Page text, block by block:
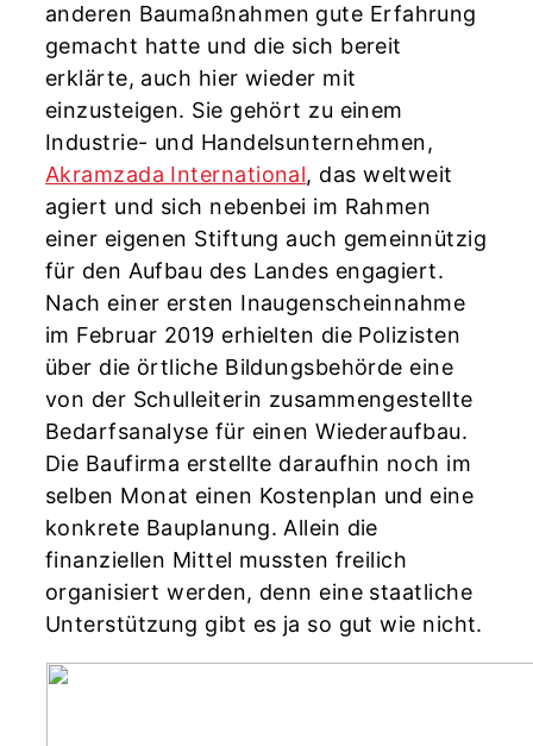
anderen Baumaßnahmen gute Erfahrung
gemacht hatte und die sich bereit
erklärte, auch hier wieder mit
einzusteigen. Sie gehört zu einem
Industrie- und Handelsunternehmen,
Akramzada International, das weltweit
agiert und sich nebenbei im Rahmen
einer eigenen Stiftung auch gemeinnützig
für den Aufbau des Landes engagiert.
Nach einer ersten Inaugenscheinnahme
im Februar 2019 erhielten die Polizisten
über die örtliche Bildungsbehörde eine
von der Schulleiterin zusammengestellte
Bedarfsanalyse für einen Wiederaufbau.
Die Baufirma erstellte daraufhin noch im
selben Monat einen Kostenplan und eine
konkrete Bauplanung. Allein die
finanziellen Mittel mussten freilich
organisiert werden, denn eine staatliche
Unterstützung gibt es ja so gut wie nicht.